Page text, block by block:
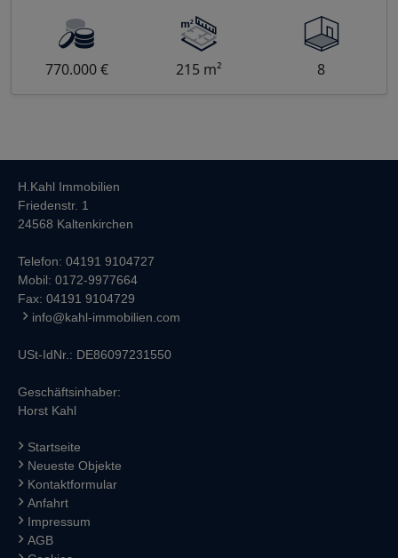
770.000 € 215 m² 8
H.Kahl Immobilien
Friedenstr. 1
24568 Kaltenkirchen
Telefon: 04191 9104727
Mobil: 0172-9977664
Fax: 04191 9104729
info@kahl-immobilien.com
USt-IdNr.: DE86097231550
Geschäftsinhaber:
Horst Kahl
Startseite
Neueste Objekte
Kontaktformular
Anfahrt
Impressum
AGB